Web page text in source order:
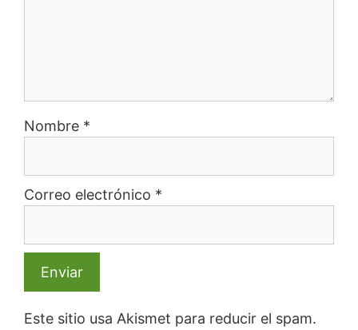
Nombre *
Correo electrónico *
Este sitio usa Akismet para reducir el spam.